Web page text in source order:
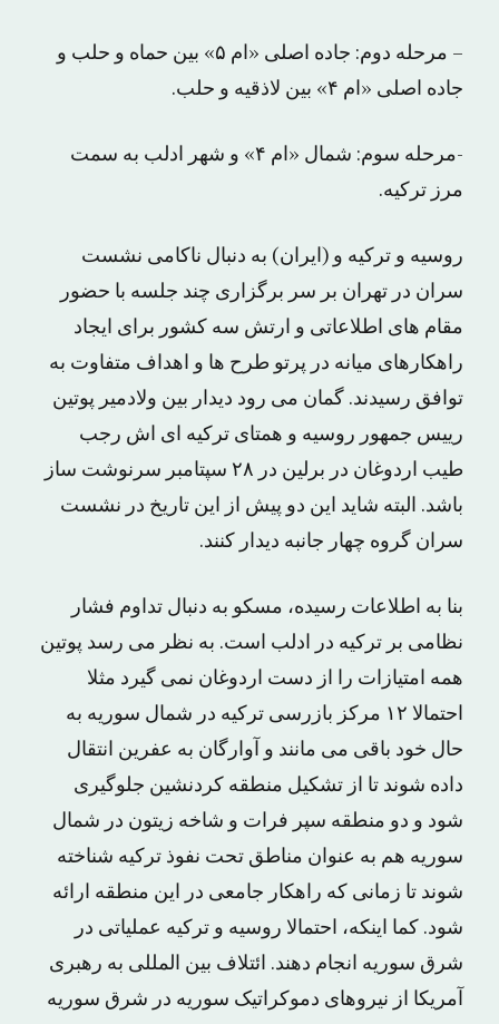
– مرحله دوم: جاده اصلی «ام ۵» بین حماه و حلب و
جاده اصلی «ام ۴» بین لاذقیه و حلب.
-مرحله سوم: شمال «ام ۴» و شهر ادلب به سمت
مرز ترکیه.
روسیه و ترکیه و (ایران) به دنبال ناکامی نشست
سران در تهران بر سر برگزاری چند جلسه با حضور
مقام های اطلاعاتی و ارتش سه کشور برای ایجاد
راهکارهای میانه در پرتو طرح ها و اهداف متفاوت به
توافق رسیدند. گمان می رود دیدار بین ولادمیر پوتین
رییس جمهور روسیه و همتای ترکیه ای اش رجب
طیب اردوغان در برلین در ۲۸ سپتامبر سرنوشت ساز
باشد. البته شاید این دو پیش از این تاریخ در نشست
سران گروه چهار جانبه دیدار کنند.
بنا به اطلاعات رسیده، مسکو به دنبال تداوم فشار
نظامی بر ترکیه در ادلب است. به نظر می رسد پوتین
همه امتیازات را از دست اردوغان نمی گیرد مثلا
احتمالا ۱۲ مرکز بازرسی ترکیه در شمال سوریه به
حال خود باقی می مانند و آوارگان به عفرین انتقال
داده شوند تا از تشکیل منطقه کردنشین جلوگیری
شود و دو منطقه سپر فرات و شاخه زیتون در شمال
سوریه هم به عنوان مناطق تحت نفوذ ترکیه شناخته
شوند تا زمانی که راهکار جامعی در این منطقه ارائه
شود. کما اینکه، احتمالا روسیه و ترکیه عملیاتی در
شرق سوریه انجام دهند. ائتلاف بین المللی به رهبری
آمریکا از نیروهای دموکراتیک سوریه در شرق سوریه